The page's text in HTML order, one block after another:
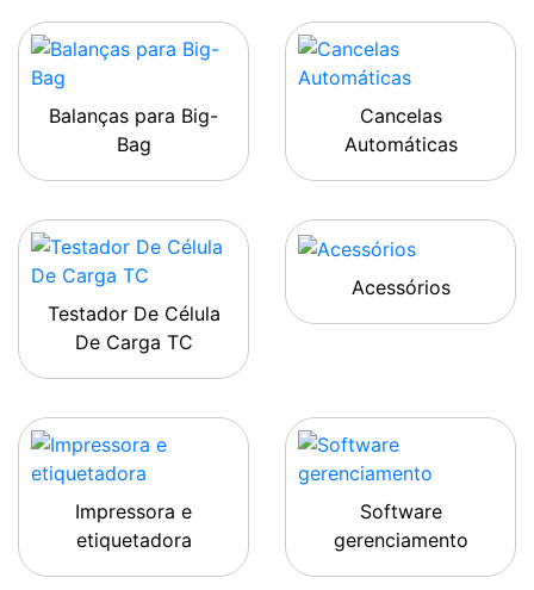
Balanças para Big-
Bag
Cancelas
Automáticas
Testador De Célula
De Carga TC
Acessórios
Impressora e
etiquetadora
Software
gerenciamento